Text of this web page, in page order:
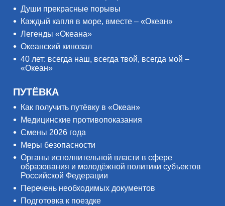
Души прекрасные порывы
Каждый капля в море, вместе – «Океан»
Легенды «Океана»
Океанский кинозал
40 лет: всегда наш, всегда твой, всегда мой –
«Океан»
ПУТЁВКА
Как получить путёвку в «Океан»
Медицинские противопоказания
Смены 2026 года
Меры безопасности
Органы исполнительной власти в сфере
образования и молодёжной политики субъектов
Российской Федерации
Перечень необходимых документов
Подготовка к поездке